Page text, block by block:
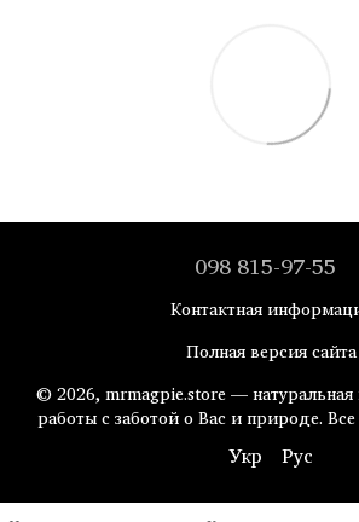
098 815-97-55
Контактная
Полная версия сайта
© 2026, mrmagpie.store — натуральная
работы с заботой о Вас и природе.
Укр Рус